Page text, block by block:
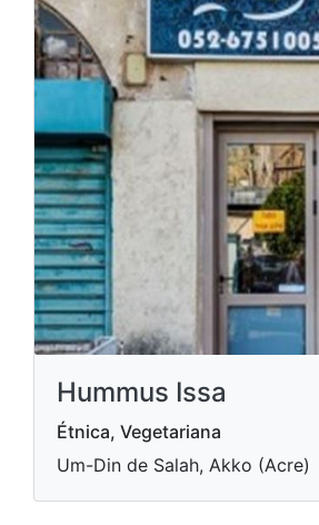
Hummus Issa
Étnica, Vegetariana
Um-Din de Salah, Akko (Acre)